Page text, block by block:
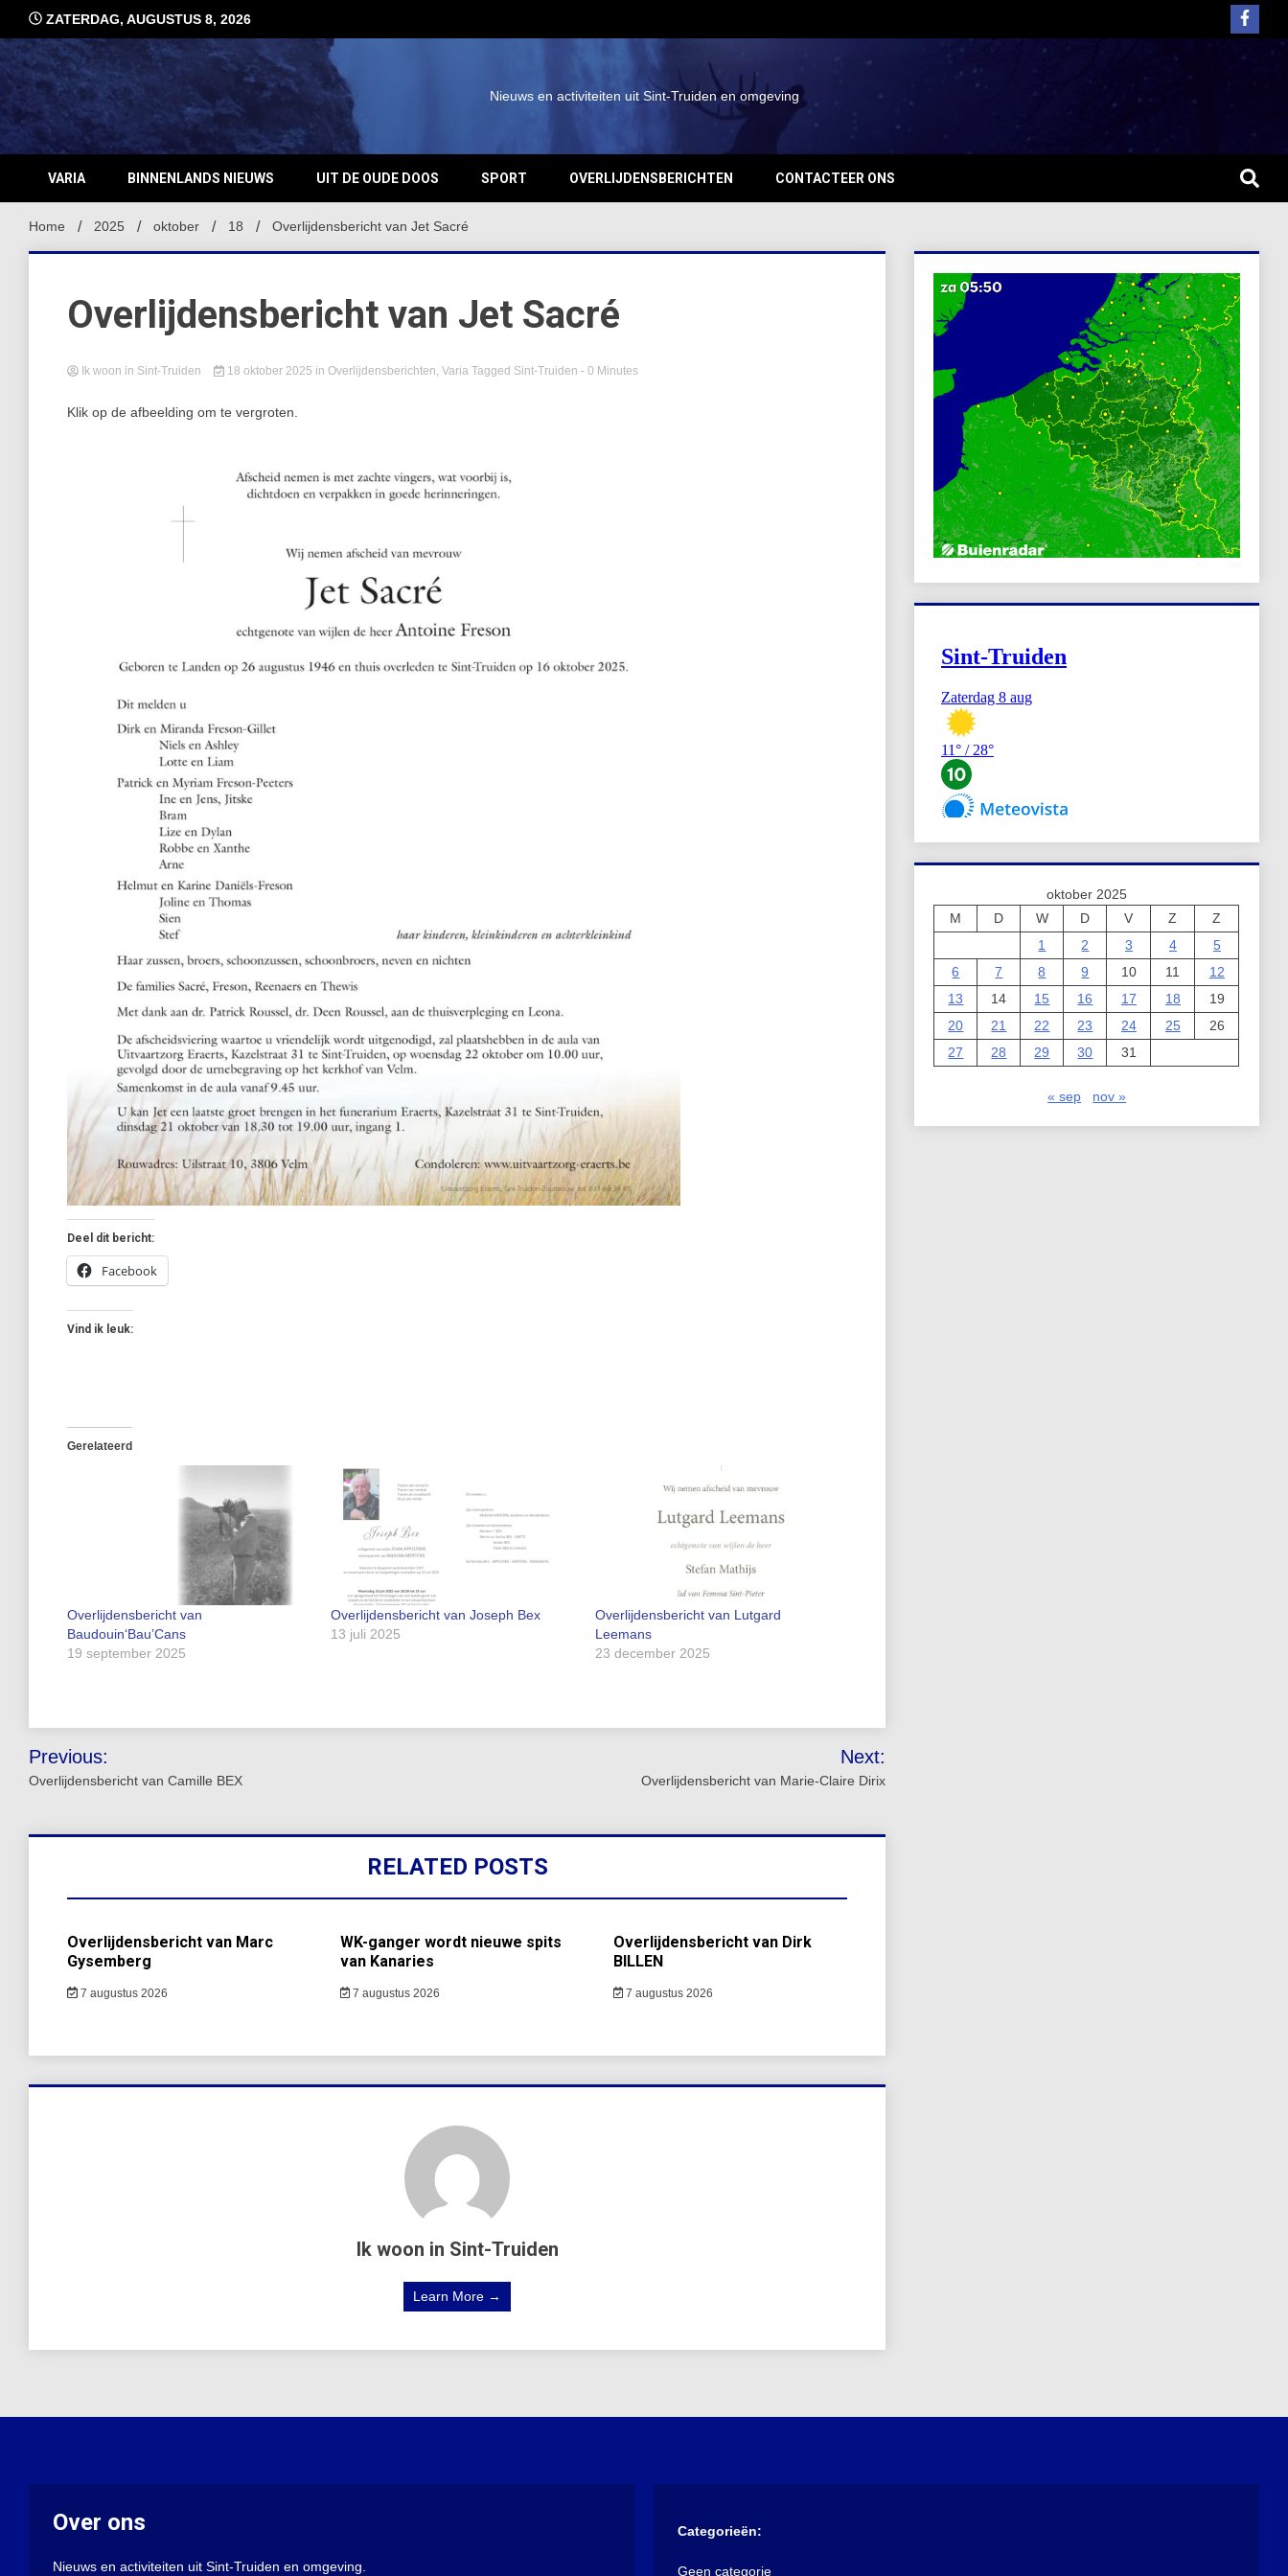
inhoud
ZATERDAG, AUGUSTUS 8, 2026
Nieuws en activiteiten uit Sint-Truiden en omgeving
VARIA BINNENLANDS NIEUWS UIT DE OUDE DOOS SPORT OVERLIJDENSBERICHTEN CONTACTEER ONS
Home 2025 oktober 18 Overlijdensbericht van Jet Sacré
Overlijdensbericht van Jet Sacré
Ik woon in Sint-Truiden 18 oktober 2025 in Overlijdensberichten, Varia Tagged Sint-Truiden - 0 Minutes
Klik op de afbeelding om te vergroten.
Deel dit bericht:
Facebook
Vind ik leuk:
Gerelateerd
Overlijdensbericht van
Baudouin‘Bau’Cans
19 september 2025
Overlijdensbericht van Joseph Bex
13 juli 2025
Overlijdensbericht van Lutgard
Leemans
23 december 2025
Bericht
navigatie
Previous:
Overlijdensbericht van Camille BEX
Next:
Overlijdensbericht van Marie-Claire Dirix
RELATED POSTS
Overlijdensbericht van Marc
Gysemberg
7 augustus 2026
WK-ganger wordt nieuwe spits
van Kanaries
7 augustus 2026
Overlijdensbericht van Dirk
BILLEN
7 augustus 2026
Ik woon in Sint-Truiden
Learn More →
oktober 2025
M
D W D V Z
Z
1
2 3 4
5
6
7 8 9 10 11
12
13
14 15 16 17 18
19
20
21 22 23 24 25
26
27
28 29 30 31
« sep nov »
Over ons
Nieuws en activiteiten uit Sint-Truiden en omgeving.
Categorieën:
Geen categorie